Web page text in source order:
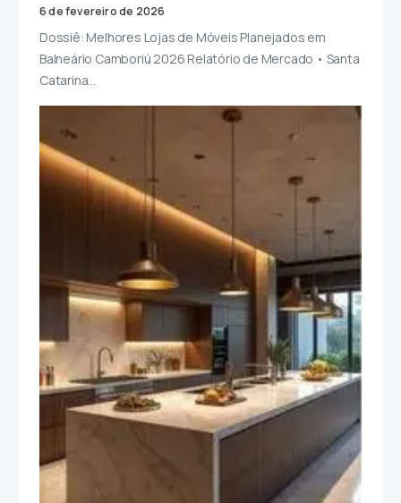
6 de fevereiro de 2026
Dossiê: Melhores Lojas de Móveis Planejados em
Balneário Camboriú 2026 Relatório de Mercado • Santa
Catarina…